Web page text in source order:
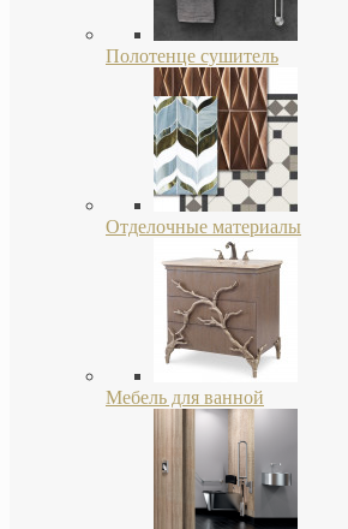
Полотенце сушитель
Отделочные материалы
Мебель для ванной